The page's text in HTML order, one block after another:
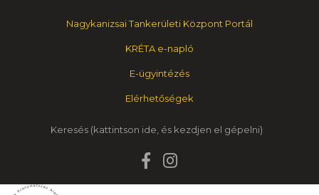
Nagykanizsai Tankerületi Központ Portál
KRÉTA e-napló
E-ügyintézés
Elérhetőségek
Keresés